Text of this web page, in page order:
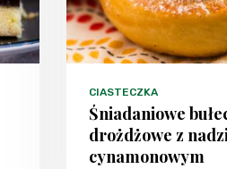
CIASTECZKA
Śniadaniowe
drożdżowe z
cynamonowym